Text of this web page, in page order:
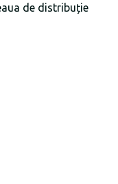
de distribuție